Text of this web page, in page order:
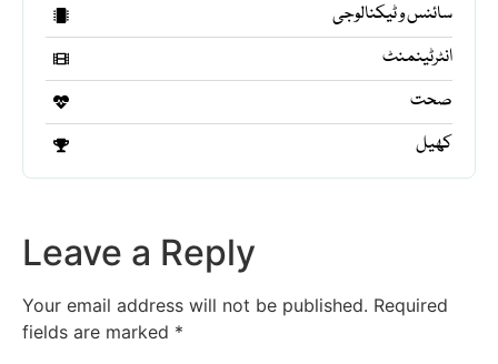
سائنس و ٹیکنالوجی
انٹرٹینمنٹ
صحت
کھیل
Leave a Reply
Your email address will not be published. Required
fields are marked *